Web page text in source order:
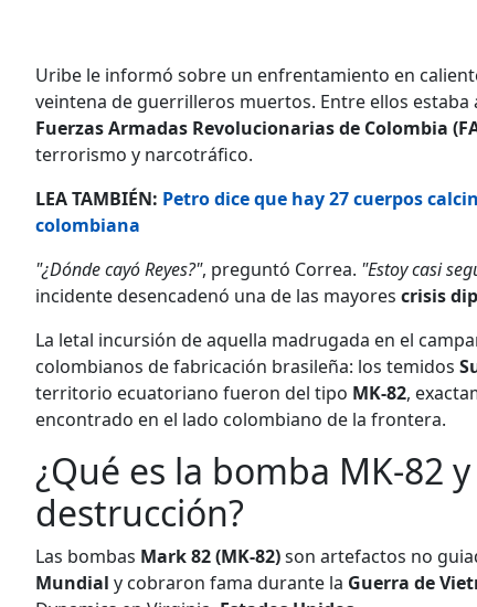
Uribe le informó sobre un enfrentamiento en
veintena de guerrilleros muertos. Entre ellos estaba
Fuerzas Armadas Revolucionarias de Colombia
terrorismo y narcotráfico.
LEA TAMBIÉN: Petro dice que hay 27 cuerpos
colombiana
"¿Dónde cayó Reyes?", preguntó Correa. "Estoy casi
incidente desencadenó una de las mayores crisis
La letal incursión de aquella madrugada en el
colombianos de fabricación brasileña: los temidos
territorio ecuatoriano fueron del tipo MK-82,
encontrado en el lado colombiano de la frontera.
¿Qué es la bomba MK-82
destrucción?
Las bombas Mark 82 (MK-82)son artefactos no
Mundial y cobraron fama durante la Guerra de